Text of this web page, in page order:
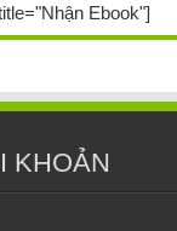
Ebook"]
KHOẢN